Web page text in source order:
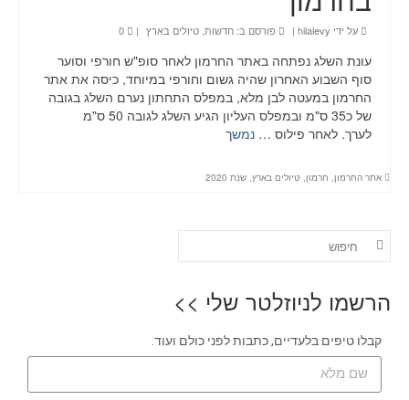
Planning a trip? Here it all begins!
עמוד הבית
על ידי hilalevy
| פורסם ב: חדשות טיולים בארץ |
עונת השלג נפתחה באתר החרמון לאחר סופ"ש חורפי וסוער
סוף השבוע האחרון שהיה גשום וחורפי במיוחד, כיסה את אתר
החרמון במעטה לבן מלא, במפלס התחתון נערם השלג בגובה
של כ35 ס"מ ובמפלס העליון הגיע השלג לגובה 50 ס"מ
לערך. לאחר פילוס … נמשך
אתר החרמון חרמון טיולים בארץ שנת 2020
הרשמו לניוזלטר שלי >>
קבלו טיפים בלעדיים, כתבות לפני כולם ועוד.